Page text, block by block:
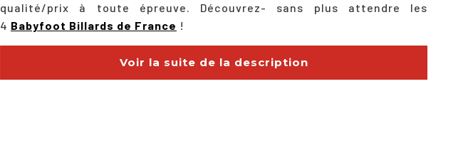
qualité/prix à toute épreuve. Découvrez- sans plus attendre les
4 Babyfoot Billards de France !
Voir la suite de la description